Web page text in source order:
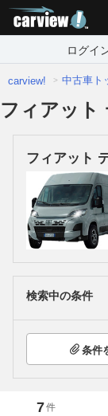
ログイ
carview! 中古車ト
フィアット
フィアット
検索中の条件
条件
7件